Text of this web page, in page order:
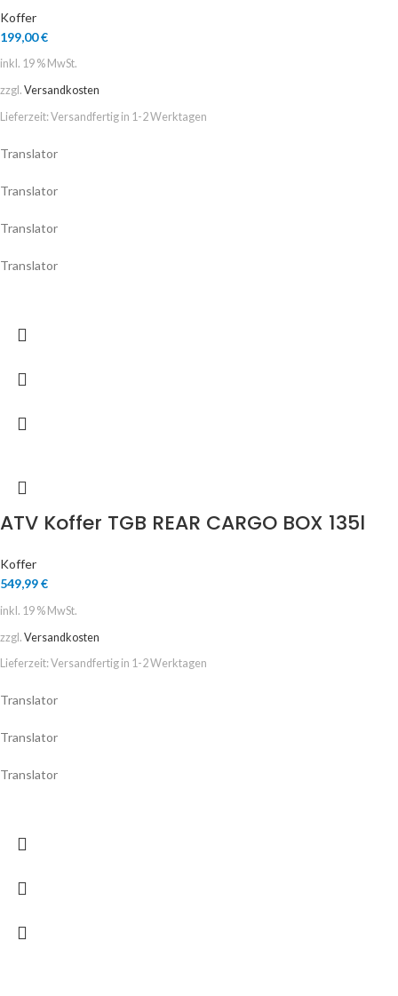
Koffer
199,00€
inkl. 19 % MwSt.
zzgl. Versandkosten
Lieferzeit: Versandfertig in 1-2 Werktagen
Translator
Translator
Translator
Translator
ATV Koffer TGB REAR CARGO BOX 135l
Koffer
549,99€
inkl. 19 % MwSt.
zzgl. Versandkosten
Lieferzeit: Versandfertig in 1-2 Werktagen
Translator
Translator
Translator